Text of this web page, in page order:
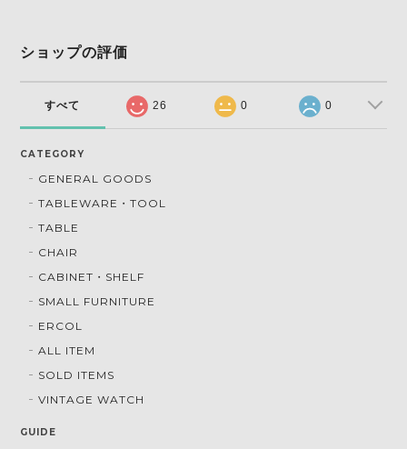
ショップの評価
すべて 26 0 0
CATEGORY
GENERAL GOODS
TABLEWARE・TOOL
TABLE
CHAIR
CABINET・SHELF
SMALL FURNITURE
ERCOL
ALL ITEM
SOLD ITEMS
VINTAGE WATCH
GUIDE